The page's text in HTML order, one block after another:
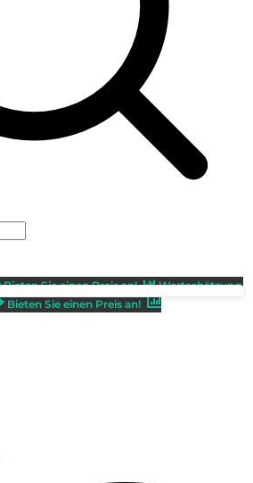
Bieten Sie einen Preis an!
Wertschätzung
Bieten Sie einen Preis an!